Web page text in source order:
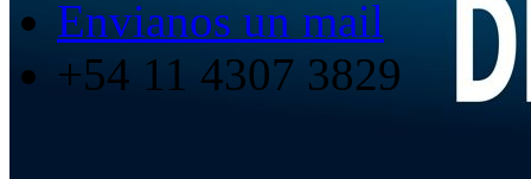
Envianos un mail
+54 11 4307 3829